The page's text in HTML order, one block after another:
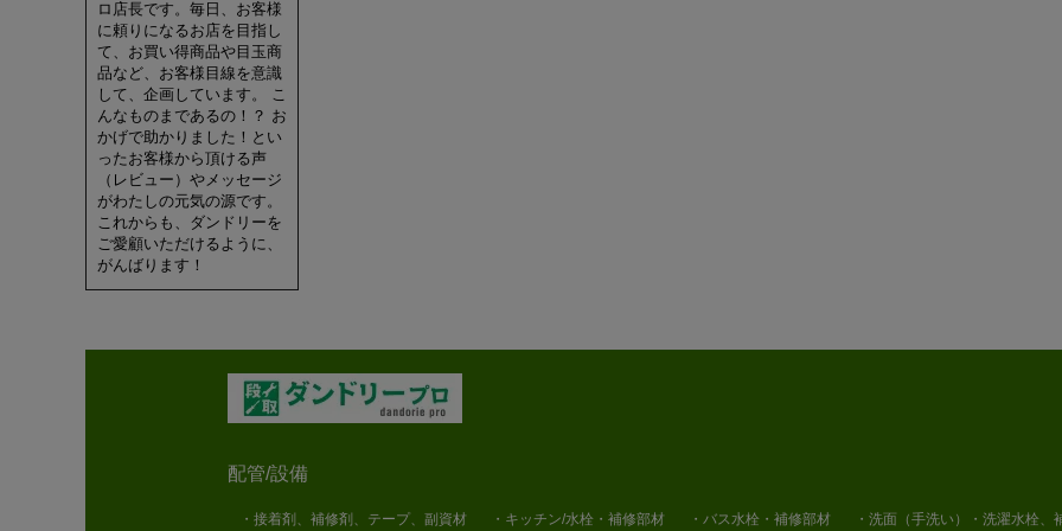
ロ店長です。毎日、お客様
に頼りになるお店を目指し
て、お買い得商品や目玉商
品など、お客様目線を意識
して、企画しています。 こ
んなものまであるの！？ お
かげで助かりました！とい
ったお客様から頂ける声
（レビュー）やメッセージ
がわたしの元気の源です。
これからも、ダンドリーを
ご愛顧いただけるように、
がんばります！
配管/設備
・接着剤、補修剤、テープ、副資材 ・キッチン/水栓・補修部材 ・バス水栓・補修部材 ・洗面（手洗い）・洗濯水栓、